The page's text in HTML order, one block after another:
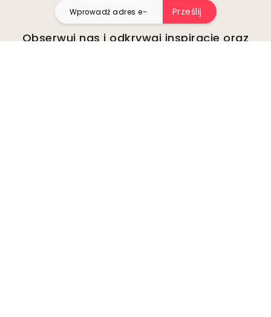
Prześlij
Obserwuj nas i odkrywaj inspiracje oraz